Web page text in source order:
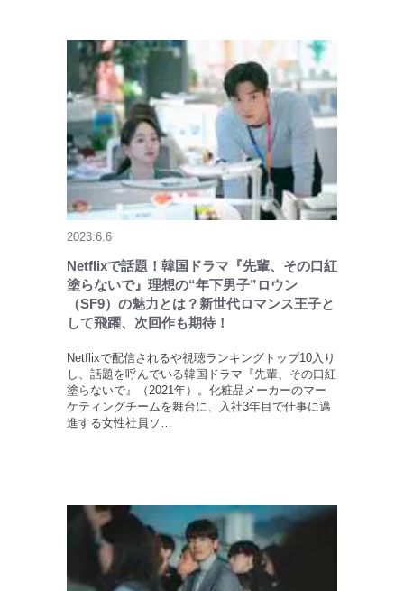
2023.6.6
Netflixで話題！韓国ドラマ『先輩、その口紅
塗らないで』理想の“年下男子”ロウン
（SF9）の魅力とは？新世代ロマンス王子と
して飛躍、次回作も期待！
Netflixで配信されるや視聴ランキングトップ10入り
し、話題を呼んでいる韓国ドラマ『先輩、その口紅
塗らないで』（2021年）。化粧品メーカーのマー
ケティングチームを舞台に、入社3年目で仕事に邁
進する女性社員ソ…